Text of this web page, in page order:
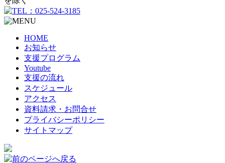
HOME
お知らせ
支援プログラム
Youtube
支援の流れ
スケジュール
アクセス
資料請求・お問合せ
プライバシーポリシー
サイトマップ